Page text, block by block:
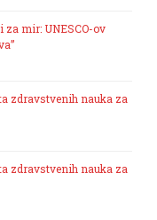
za mir: UNESCO-ov
zdravstvenih nauka za
zdravstvenih nauka za